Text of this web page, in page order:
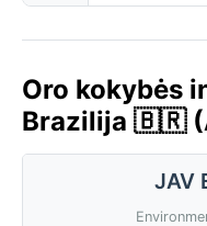
Oro kokybės
Brazilija 🇧🇷
JAV